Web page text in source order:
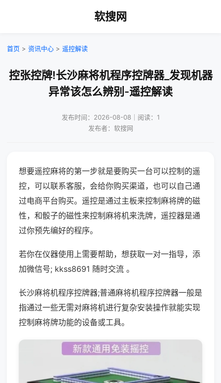
软搜网
首页 > 资讯中心 > 遥控解读
控张控牌!长沙麻将机程序控牌器_发现机器
异常该怎么辨别-遥控解读
发布时间：2026-08-08｜阅读：1
发布者：软搜网
想要遥控麻将的第一步就是要购买一台可以控制的遥
控，可以联系客服，会给你购买渠道，也可以自己通
过电商平台购买。遥控是通过主板来控制麻将牌的磁
性，和骰子的磁性来控制麻将机来洗牌，遥控器是通
过你预先编好的程序。
若你在仪器使用上需要帮助，想获取一对一指导，添
加微信号; kkss8691 随时交流 。
长沙麻将机程序控牌器;普通麻将机程序控牌器一般是
指通过一些无需对麻将机进行复杂安装操作就能实现
控制麻将牌功能的设备或工具。